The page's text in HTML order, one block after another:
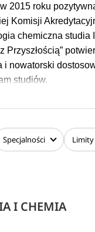
i procesów
produkcyjnego.
oraz
i produktów
zdrowia, a także
2015 roku
Komisji
chemiczna studia
Przyszłością”
i nowatorski
studiów.
technologia
badawczych,
chemicznym,
Specjalności Limity
I CHEMIA